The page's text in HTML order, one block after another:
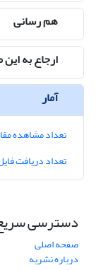
هم رسانی
ارجاع به این
آمار
تعداد مشاهده
تعداد دریافت
دسترسی
صفحه اصلی
درباره نشریه